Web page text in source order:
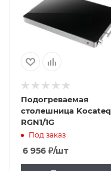
Подогреваемая
столешница Kocateq
RGN1/1G
Под заказ
6 956 ₽/шт